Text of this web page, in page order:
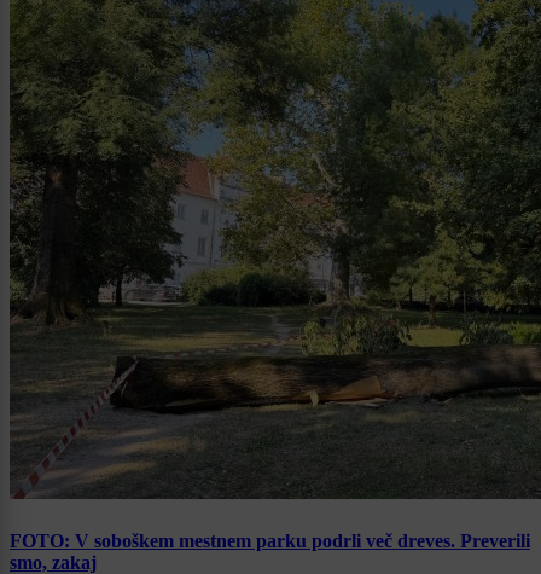
FOTO: V soboškem mestnem parku podrli več dreves. Preverili
smo, zakaj